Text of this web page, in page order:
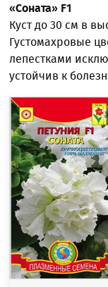
«Соната» F1
Куст до 30 см в
Густомахровые
лепестками
устойчив к